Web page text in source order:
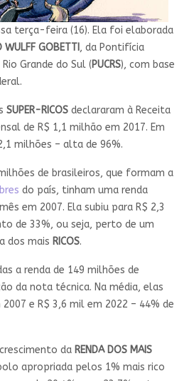
terça-feira (16). Ela foi elaborada
WULFF GOBETTI , da Pontifícia
Grande do Sul (PUCRS), com base
SUPER-RICOSdeclararam à Receita
de R$ 1,1 milhão em 2017. Em
milhões – alta de 96%.
de brasileiros, que formam a
do país, tinham uma renda
em 2007. Ela subiu para R$ 2,3
de 33%, ou seja, perto de um
dos mais RICOS.
a renda de 149 milhões de
da nota técnica. Na média, elas
e R$ 3,6 mil em 2022 – 44% de
da RENDA DOS MAIS
apropriada pelos 1% mais rico